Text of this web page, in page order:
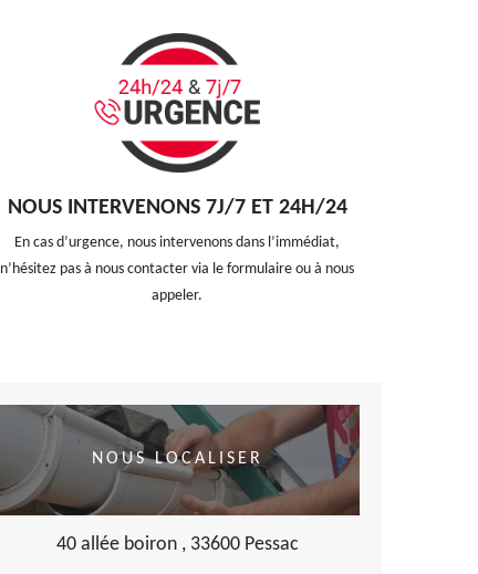
NOUS INTERVENONS 7J/7 ET 24H/24
En cas d’urgence, nous intervenons dans l’immédiat,
n’hésitez pas à nous contacter via le formulaire ou à nous
appeler.
NOUS LOCALISER
40 allée boiron , 33600 Pessac